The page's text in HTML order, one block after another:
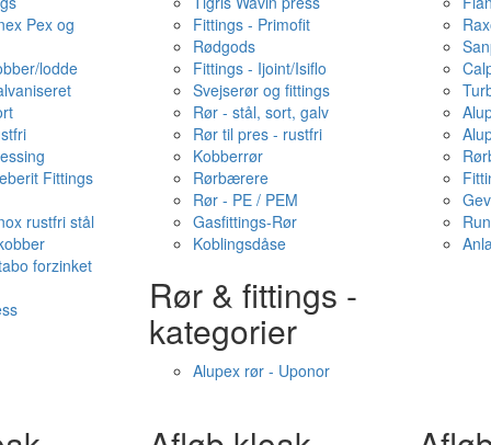
Pex og
lodde
Fittings
rustfri stål
forzinket
Fittings - Primofit
Rødgods
Fittings - Ijoint/Isiflo
Svejserør og fittings
Rør - stål, sort, galv
Rør til pres - rustfri
Kobberrør
Rørbærere
Rør - PE / PEM
Gasfittings-Rør
Koblingsdåse
Rør & fittings -
kategorier
Alupex rør - Uponor